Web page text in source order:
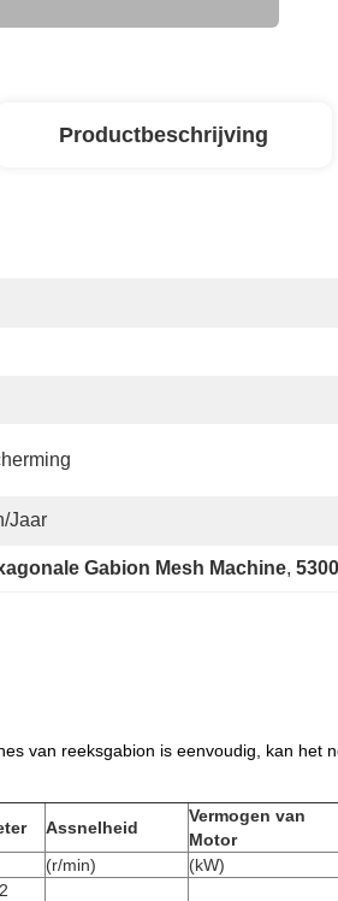
Productbeschrijving
jaar
Gabion Mesh Machine,
van reeksgabion is eenvoudig, kan het
Assnelheid
Vermogen van
Motor
(r/min) (kW)